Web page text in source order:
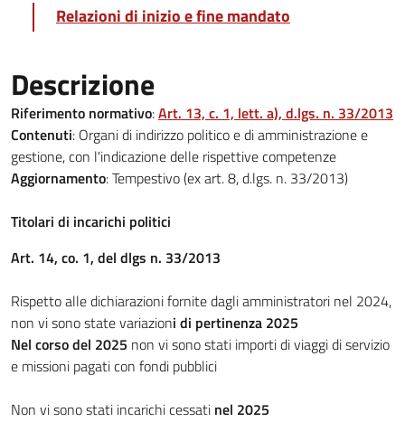
Relazioni di inizio e fine mandato
Descrizione
Riferimento normativo:Art. 13, c. 1, lett. a), d.lgs. n. 33/2013
Contenuti: Organi di indirizzo politico e di amministrazione e
gestione, con l'indicazione delle rispettive competenze
Aggiornamento: Tempestivo (ex art. 8, d.lgs. n. 33/2013)
Titolari di incarichi politici
Art. 14, co. 1, del dlgs n. 33/2013
Rispetto alle dichiarazioni fornite dagli amministratori nel 2024,
non vi sono state variazioni di pertinenza 2025
Nel corso del 2025 non vi sono stati importi di viaggi di servizio
e missioni pagati con fondi pubblici
Non vi sono stati incarichi cessati nel 2025